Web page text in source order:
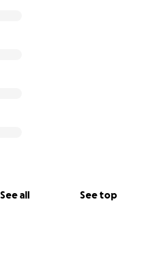
See all See top